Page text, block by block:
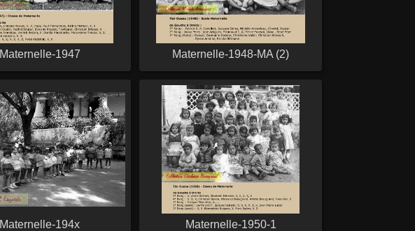
Maternelle-1947 Maternelle-1948-MA (2)
Maternelle-194x Maternelle-1950-1